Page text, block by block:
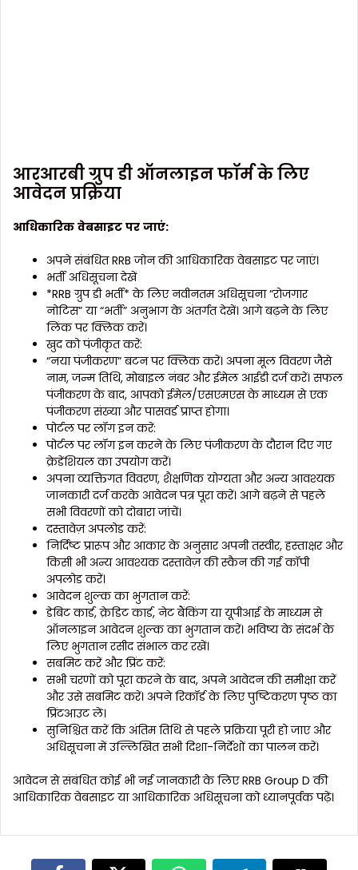
आरआरबी ग्रुप डी ऑनलाइन फॉर्म के लिए
आवेदन प्रक्रिया
आधिकारिक वेबसाइट पर जाएं:
अपने संबंधित RRB जोन की आधिकारिक वेबसाइट पर जाएं।
भर्ती अधिसूचना देखें
*RRB ग्रुप डी भर्ती* के लिए नवीनतम अधिसूचना “रोजगार
नोटिस” या “भर्ती” अनुभाग के अंतर्गत देखें। आगे बढ़ने के लिए
लिंक पर क्लिक करें।
खुद को पंजीकृत करें:
“नया पंजीकरण” बटन पर क्लिक करें। अपना मूल विवरण जैसे
नाम, जन्म तिथि, मोबाइल नंबर और ईमेल आईडी दर्ज करें। सफल
पंजीकरण के बाद, आपको ईमेल/एसएमएस के माध्यम से एक
पंजीकरण संख्या और पासवर्ड प्राप्त होगा।
पोर्टल पर लॉग इन करें:
पोर्टल पर लॉग इन करने के लिए पंजीकरण के दौरान दिए गए
क्रेडेंशियल का उपयोग करें।
अपना व्यक्तिगत विवरण, शैक्षणिक योग्यता और अन्य आवश्यक
जानकारी दर्ज करके आवेदन पत्र पूरा करें। आगे बढ़ने से पहले
सभी विवरणों को दोबारा जांचें।
दस्तावेज़ अपलोड करें:
निर्दिष्ट प्रारूप और आकार के अनुसार अपनी तस्वीर, हस्ताक्षर और
किसी भी अन्य आवश्यक दस्तावेज़ की स्कैन की गई कॉपी
अपलोड करें।
आवेदन शुल्क का भुगतान करें:
डेबिट कार्ड, क्रेडिट कार्ड, नेट बैंकिंग या यूपीआई के माध्यम से
ऑनलाइन आवेदन शुल्क का भुगतान करें। भविष्य के संदर्भ के
लिए भुगतान रसीद संभाल कर रखें।
सबमिट करें और प्रिंट करें:
सभी चरणों को पूरा करने के बाद, अपने आवेदन की समीक्षा करें
और उसे सबमिट करें। अपने रिकॉर्ड के लिए पुष्टिकरण पृष्ठ का
प्रिंटआउट लें।
सुनिश्चित करें कि अंतिम तिथि से पहले प्रक्रिया पूरी हो जाए और
अधिसूचना में उल्लिखित सभी दिशा-निर्देशों का पालन करें।
आवेदन से संबंधित कोई भी नई जानकारी के लिए RRB Group D की
आधिकारिक वेबसाइट या आधिकारिक अधिसूचना को ध्यानपूर्वक पढ़ें।